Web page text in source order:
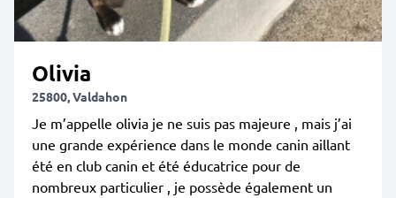
Olivia
25800, Valdahon
Je m’appelle olivia je ne suis pas majeure , mais j’ai
une grande expérience dans le monde canin aillant
été en club canin et été éducatrice pour de
nombreux particulier , je possède également un